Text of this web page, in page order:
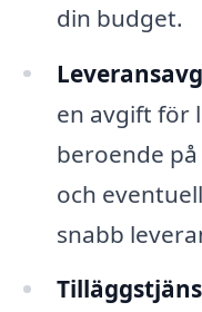
din budget.
en avgift för
beroende
och
snabb